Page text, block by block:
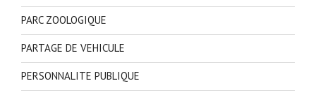
PARC ZOOLOGIQUE
PARTAGE DE VEHICULE
PERSONNALITE PUBLIQUE